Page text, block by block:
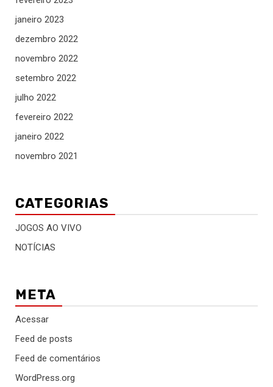
janeiro 2023
dezembro 2022
novembro 2022
setembro 2022
julho 2022
fevereiro 2022
janeiro 2022
novembro 2021
CATEGORIAS
JOGOS AO VIVO
NOTÍCIAS
META
Acessar
Feed de posts
Feed de comentários
WordPress.org